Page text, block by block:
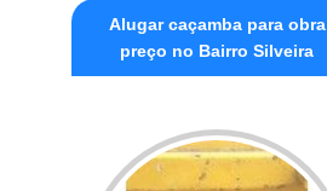
Alugar caçamba para obra
preço no Bairro Silveira